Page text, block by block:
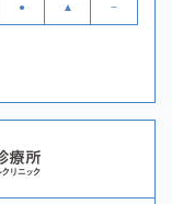
● ▲ −